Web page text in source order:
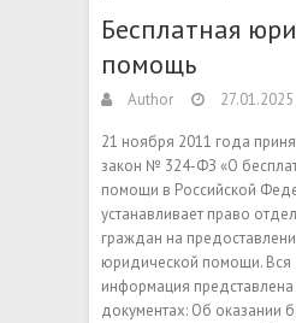
Бесплатная
помощь
Author 27.01.2025
21 ноября 2011 года
закон № 324-ФЗ «О
помощи в Российской
устанавливает право
граждан на
юридической помощи. Вся
информация
документах: Об оказании